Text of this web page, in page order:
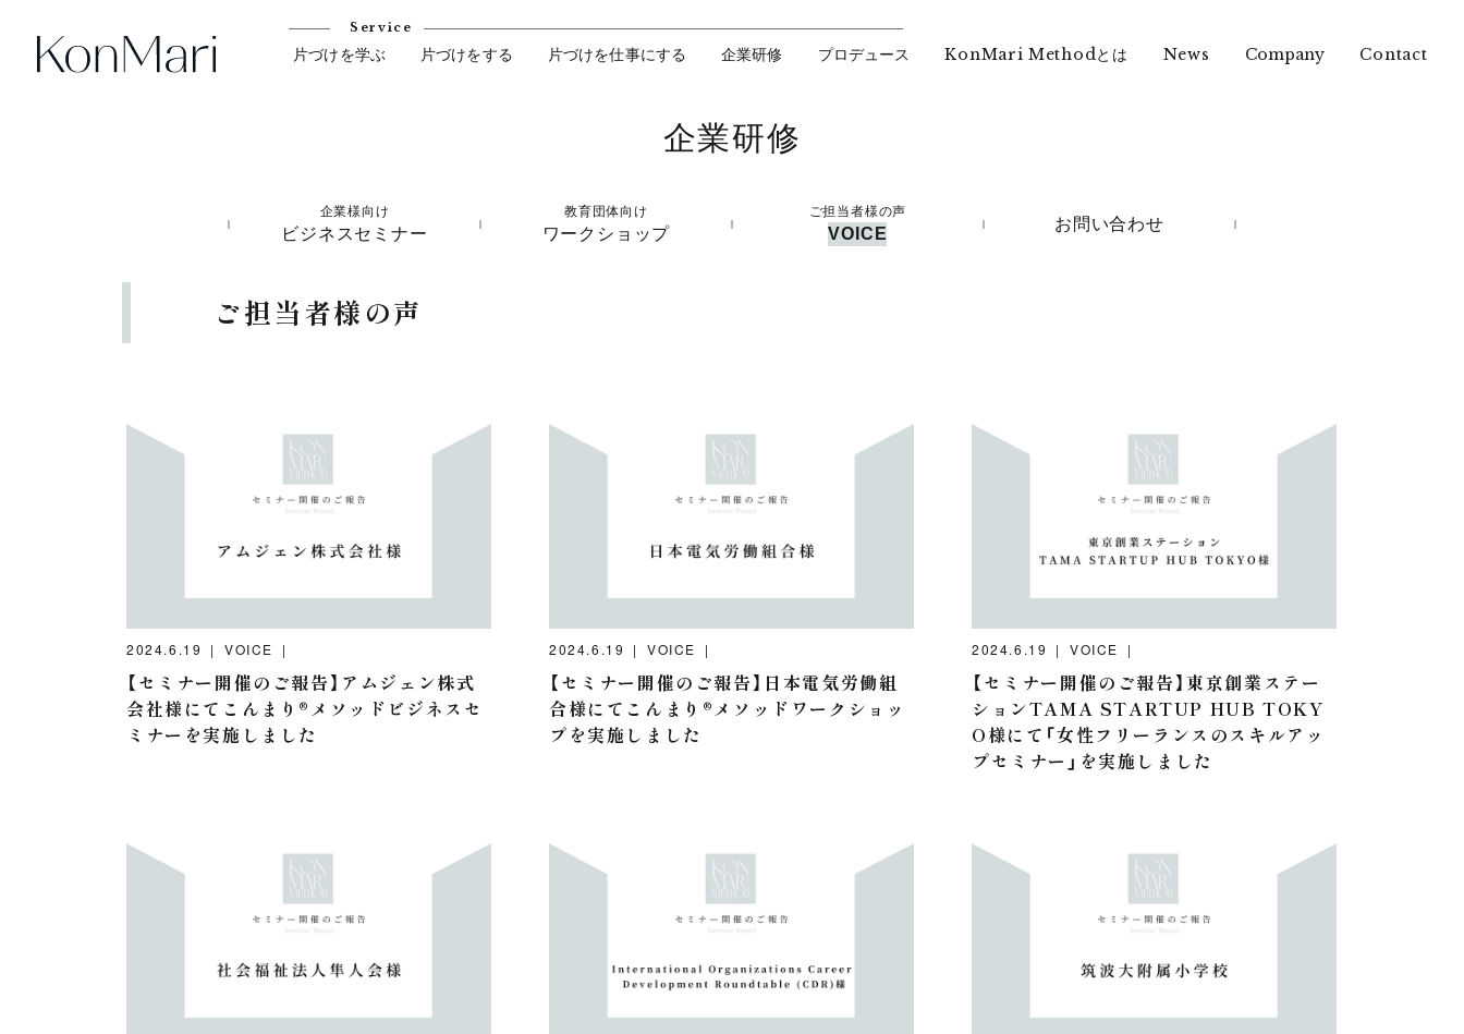
Service
片づけを学ぶ 片づけをする 片づけを仕事にする 企業研修 プロデュース KonMari Methodとは News Company Contact
企業研修
企業様向け
ビジネスセミナー
教育団体向け
ワークショップ
ご担当者様の声
VOICE
お問い合わせ
ご担当者様の声
2024.6.19 VOICE
【セミナー開催のご報告】アムジェン株式
会社様にてこんまり®️メソッドビジネスセ
ミナーを実施しました
2024.6.19 VOICE
【セミナー開催のご報告】日本電気労働組
合様にてこんまり®️メソッドワークショッ
プを実施しました
2024.6.19 VOICE
【セミナー開催のご報告】東京創業ステー
ションTAMA STARTUP HUB TOKY
O様にて「女性フリーランスのスキルアッ
プセミナー」を実施しました